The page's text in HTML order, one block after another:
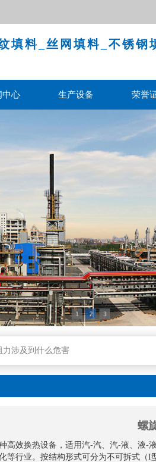
填料_丝网填料_不锈钢
中心 生产设备 荣誉
装位置及安装和维护保养须知
作优势组成
力涉及到什么危害
个主要参数测算方法归纳
污的全过程基本原理
有哪些细节
装位置及安装和维护保养须知
螺
高效换热设备，适用汽-汽、汽-液、液-
等行业。按结构形式可分为不可拆式（